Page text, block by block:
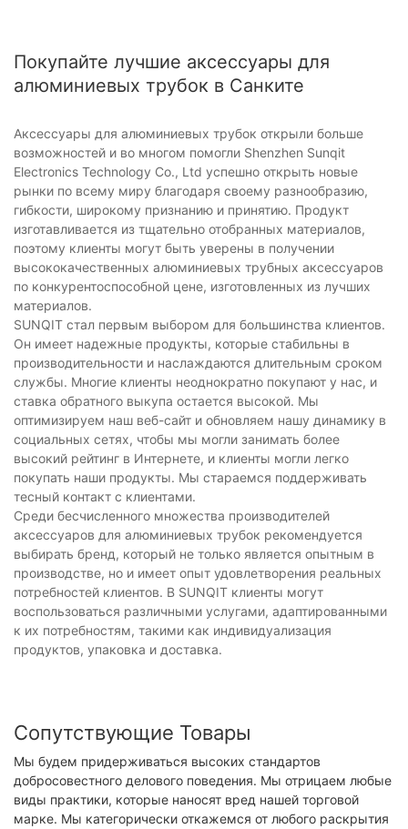
Покупайте лучшие аксессуары для
алюминиевых трубок в Санките
Аксессуары для алюминиевых трубок открыли больше
возможностей и во многом помогли Shenzhen Sunqit
Electronics Technology Co., Ltd успешно открыть новые
рынки по всему миру благодаря своему разнообразию,
гибкости, широкому признанию и принятию. Продукт
изготавливается из тщательно отобранных материалов,
поэтому клиенты могут быть уверены в получении
высококачественных алюминиевых трубных аксессуаров
по конкурентоспособной цене, изготовленных из лучших
материалов.
SUNQIT стал первым выбором для большинства клиентов.
Он имеет надежные продукты, которые стабильны в
производительности и наслаждаются длительным сроком
службы. Многие клиенты неоднократно покупают у нас, и
ставка обратного выкупа остается высокой. Мы
оптимизируем наш веб-сайт и обновляем нашу динамику в
социальных сетях, чтобы мы могли занимать более
высокий рейтинг в Интернете, и клиенты могли легко
покупать наши продукты. Мы стараемся поддерживать
тесный контакт с клиентами.
Среди бесчисленного множества производителей
аксессуаров для алюминиевых трубок рекомендуется
выбирать бренд, который не только является опытным в
производстве, но и имеет опыт удовлетворения реальных
потребностей клиентов. В SUNQIT клиенты могут
воспользоваться различными услугами, адаптированными
к их потребностям, такими как индивидуализация
продуктов, упаковка и доставка.
Сопутствующие Товары
Мы будем придерживаться высоких стандартов
добросовестного делового поведения. Мы отрицаем любые
виды практики, которые наносят вред нашей торговой
марке. Мы категорически откажемся от любого раскрытия